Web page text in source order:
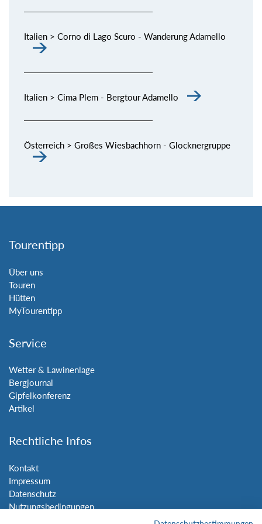
Italien > Corno di Lago Scuro - Wanderung Adamello
Italien > Cima Plem - Bergtour Adamello
Österreich > Großes Wiesbachhorn - Glocknergruppe
Tourentipp
Über uns
Touren
Hütten
MyTourentipp
Service
Wetter & Lawinenlage
Bergjournal
Gipfelkonferenz
Artikel
Rechtliche Infos
Kontakt
Impressum
Datenschutz
Nutzungsbedingungen